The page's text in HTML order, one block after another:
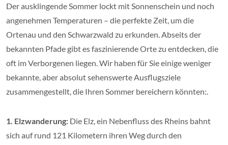
Der ausklingende Sommer lockt mit Sonnenschein und noch
angenehmen Temperaturen – die perfekte Zeit, um die
Ortenau und den Schwarzwald zu erkunden. Abseits der
bekannten Pfade gibt es faszinierende Orte zu entdecken, die
oft im Verborgenen liegen. Wir haben für Sie einige weniger
bekannte, aber absolut sehenswerte Ausflugsziele
zusammengestellt, die Ihren Sommer bereichern könnten:.
1. Elzwanderung: Die Elz, ein Nebenfluss des Rheins bahnt
sich auf rund 121 Kilometern ihren Weg durch den